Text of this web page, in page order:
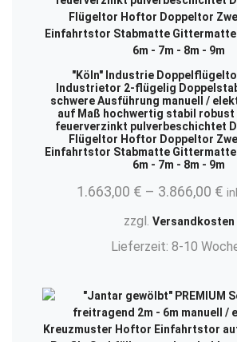
"Köln" Industrie
Industrietor 2-flügelig
schwere Ausführung manuell /
auf Maß hochwertig stabil robust
feuerverzinkt pulverbeschichtet
Flügeltor Hoftor Doppeltor
Einfahrtstor Stabmatte Gittermatte
6m - 7m - 8m - 9m
1.663,00 € – 3.866,00 €
zzgl. Versandkosten
Lieferzeit: 8-10